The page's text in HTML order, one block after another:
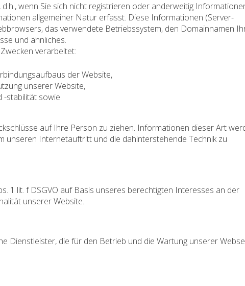
wenn Sie sich nicht registrieren oder anderweitig
allgemeiner Natur erfasst. Diese Informationen (Server-
das verwendete Betriebssystem, den Domainnamen
und ähnliches.
verarbeitet:
der Website,
unserer Website,
-stabilität sowie
auf Ihre Person zu ziehen. Informationen dieser Art
unseren Internetauftritt und die dahinterstehende Technik zu
1 lit. f DSGVO auf Basis unseres berechtigten Interesses an der
unserer Website.
Dienstleister, die für den Betrieb und die Wartung unserer